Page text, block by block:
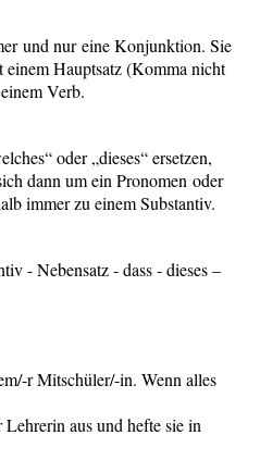
und nureineKonjunktion. Sie
einem Hauptsatz (Komma nicht
Verb.
oder „dieses“ ersetzen,
dann um ein Pronomen oder
immer zu einemSubstantiv.
- Nebensatz - dass - dieses –
r Mitschüler/-in. Wenn alles
aus und hefte sie in